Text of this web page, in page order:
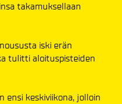
takamuksellaan
iski erän
tulitti aloituspisteiden
ensi keskiviikona, jolloin